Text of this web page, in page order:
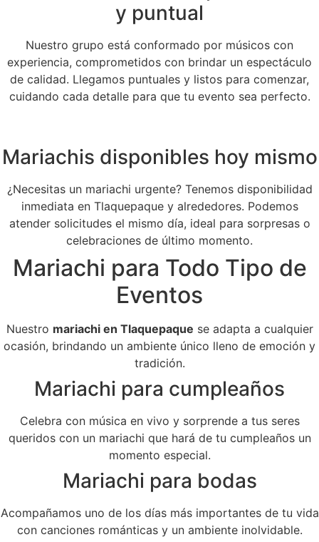
y puntual
Nuestro grupo está conformado por músicos con
experiencia, comprometidos con brindar un espectáculo
de calidad. Llegamos puntuales y listos para comenzar,
cuidando cada detalle para que tu evento sea perfecto.
Mariachis disponibles hoy mismo
¿Necesitas un mariachi urgente? Tenemos disponibilidad
inmediata en Tlaquepaque y alrededores. Podemos
atender solicitudes el mismo día, ideal para sorpresas o
celebraciones de último momento.
Mariachi para Todo Tipo de
Eventos
Nuestro mariachi en Tlaquepaque se adapta a cualquier
ocasión, brindando un ambiente único lleno de emoción y
tradición.
Mariachi para cumpleaños
Celebra con música en vivo y sorprende a tus seres
queridos con un mariachi que hará de tu cumpleaños un
momento especial.
Mariachi para bodas
Acompañamos uno de los días más importantes de tu vida
con canciones románticas y un ambiente inolvidable.